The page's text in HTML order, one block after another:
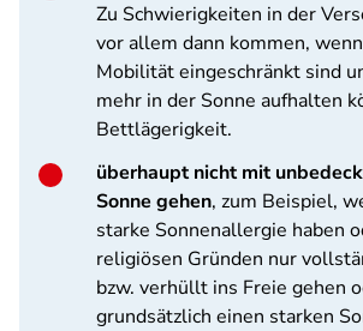
Zu Schwierigkeiten in der
vor allem dann kommen,
Mobilität eingeschränkt sind
mehr in der Sonne aufhalten
Bettlägerigkeit.
überhaupt nicht mit
Sonne gehen, zum Beispiel,
starke Sonnenallergie haben
religiösen Gründen nur
bzw. verhüllt ins Freie gehen
grundsätzlich einen starken